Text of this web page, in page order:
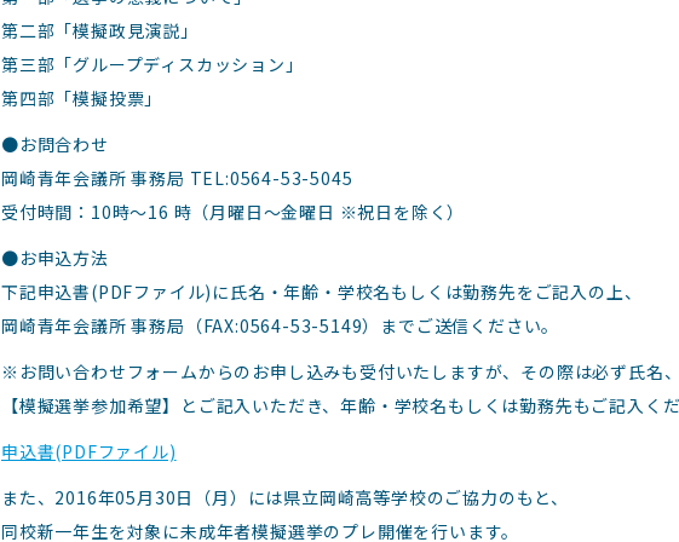
第二部「模擬政見演説」
第三部「グループディスカッション」
第四部「模擬投票」
●お問合わせ
岡崎青年会議所 事務局 TEL:0564-53-5045
受付時間：10時～16 時（月曜日～金曜日 ※祝日を除く）
●お申込方法
下記申込書(PDFファイル)に氏名・年齢・学校名もしくは勤務先をご記入の上、
岡崎青年会議所 事務局（FAX:0564-53-5149）までご送信ください。
※お問い合わせフォームからのお申し込みも受付いたしますが、その際は必ず氏名
【模擬選挙参加希望】とご記入いただき、年齢・学校名もしくは勤務先もご記入くだ
申込書(PDFファイル)
また、2016年05月30日（月）には県立岡崎高等学校のご協力のもと、
同校新一年生を対象に未成年者模擬選挙のプレ開催を行います。